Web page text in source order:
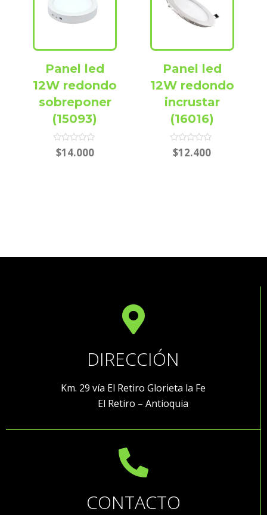
Panel led
12W redondo
sobreponer
(15093)
Rated
0$14.000
Panel led
12W redondo
incrustar
(16016)
Rated
0$12.400
DIRECCIÓN
Km. 29 vía El Retiro Glorieta la Fe
El Retiro – Antioquia
CONTACTO